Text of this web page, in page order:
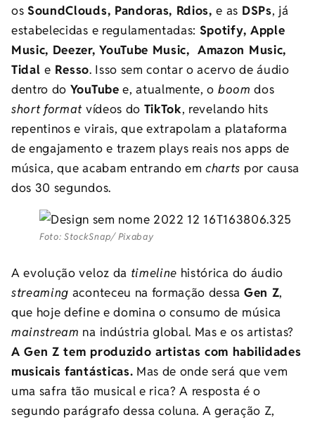
osSoundClouds, Pandoras, Rdios,e as DSPs, já
estabelecidas e regulamentadas: Spotify, Apple
Music, Deezer, YouTube Music, Amazon Music,
Tidale Resso. Isso sem contar o acervo de áudio
dentro do YouTube e, atualmente, o boom dos
short format vídeos do TikTok, revelando hits
repentinos e virais, que extrapolam a plataforma
de engajamento e trazem plays reais nos apps de
música, que acabam entrando emcharts por causa
dos 30 segundos.
Foto: StockSnap/ Pixabay
A evolução veloz da timeline histórica do áudio
streaming aconteceu na formação dessa Gen Z,
que hoje define e domina o consumo de música
mainstream na indústria global. Mas e os artistas?
A Gen Z tem produzido artistas com habilidades
musicais fantásticas. Mas de onde será que vem
uma safra tão musical e rica? A resposta é o
segundo parágrafo dessa coluna. A geração Z,